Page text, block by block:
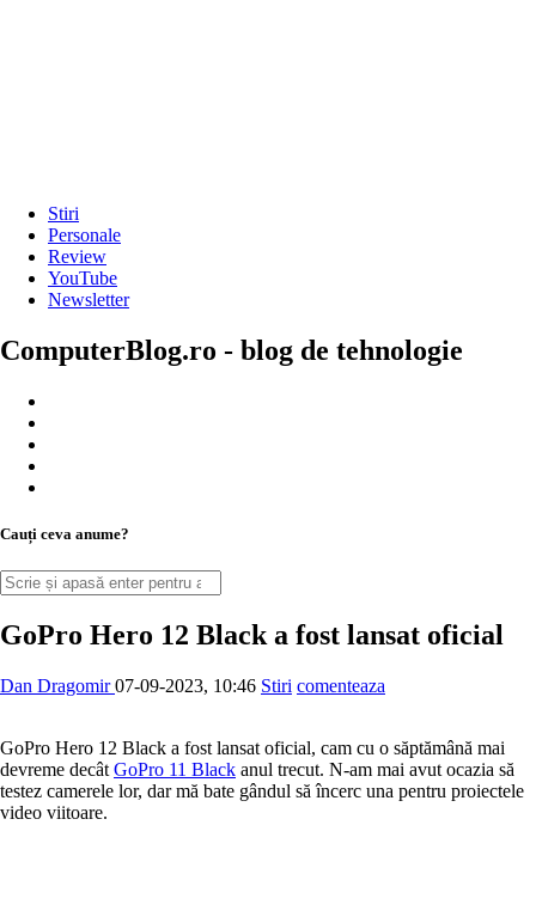
Stiri
Personale
Review
YouTube
Newsletter
ComputerBlog.ro - blog de tehnologie
Cauți ceva anume?
GoPro Hero 12 Black a fost lansat oficial
Dan Dragomir 07-09-2023, 10:46 Stiri comenteaza
GoPro Hero 12 Black a fost lansat oficial, cam cu o săptămână mai
devreme decât GoPro 11 Black anul trecut. N-am mai avut ocazia să
testez camerele lor, dar mă bate gândul să încerc una pentru proiectele
video viitoare.